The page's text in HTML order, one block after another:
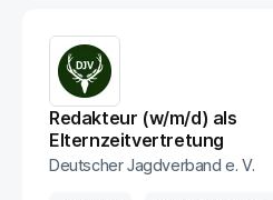
Redakteur (w/m/d) als
Elternzeitvertretung
Deutscher Jagdverband e. V.